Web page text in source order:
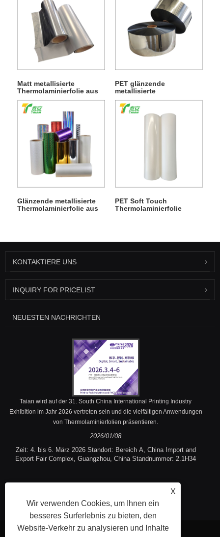
Matt metallisierte
Thermolaminierfolie aus
PET
PET glänzende
metallisierte
Thermolaminierfolie
Glänzende metallisierte
Thermolaminierfolie aus
PET Soft Touch
Thermolaminierfolie
KONTAKTIERE UNS
INQUIRY FOR PRICELIST
NEUESTEN NACHRICHTEN
Taian wird auf der 31. South China International Printing Industry
Exhibition im Jahr 2026 vertreten sein und die vielfältigen Anwendungen
von Thermolaminierfolien präsentieren.
2026/01/08
Zeit: 4. bis 6. März 2026 Standort: Bereich A, China Import and
Export Fair Complex, Guangzhou, China Standnummer: 2.1H34
X
Wir verwenden Cookies, um Ihnen ein
besseres Surferlebnis zu bieten, den
Website-Verkehr zu analysieren und Inhalte